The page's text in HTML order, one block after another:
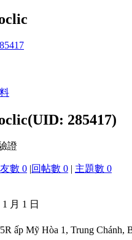
(UID: 285417)
證
數 0 |回帖數 0 | 主題數 0
月 1 日
ấp Mỹ Hòa 1, Trung